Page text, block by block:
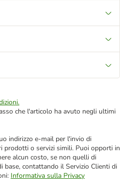
che l'articolo ha avuto negli ultimi
indirizzo e-mail per l'invio di
prodotti o servizi simili. Puoi opporti in
alcun costo, se non quelli di
base, contattando il Servizio Clienti di
Informativa sulla Privacy